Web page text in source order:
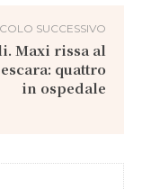
SUCCESSIVO
Maxi rissa al
quattro
in ospedale